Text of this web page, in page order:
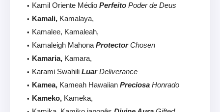
Kamil Oriente Médio Perfeito Poder de Deus
Kamali, Kamalaya,
Kamalee, Kamaleah,
Kamaleigh Mahona ProtectorChosen
Kamaria, Kamara,
Karami Swahili LuarDeliverance
Kamea, Kameah Hawaiian Preciosa Honrado
Kameko, Kameka,